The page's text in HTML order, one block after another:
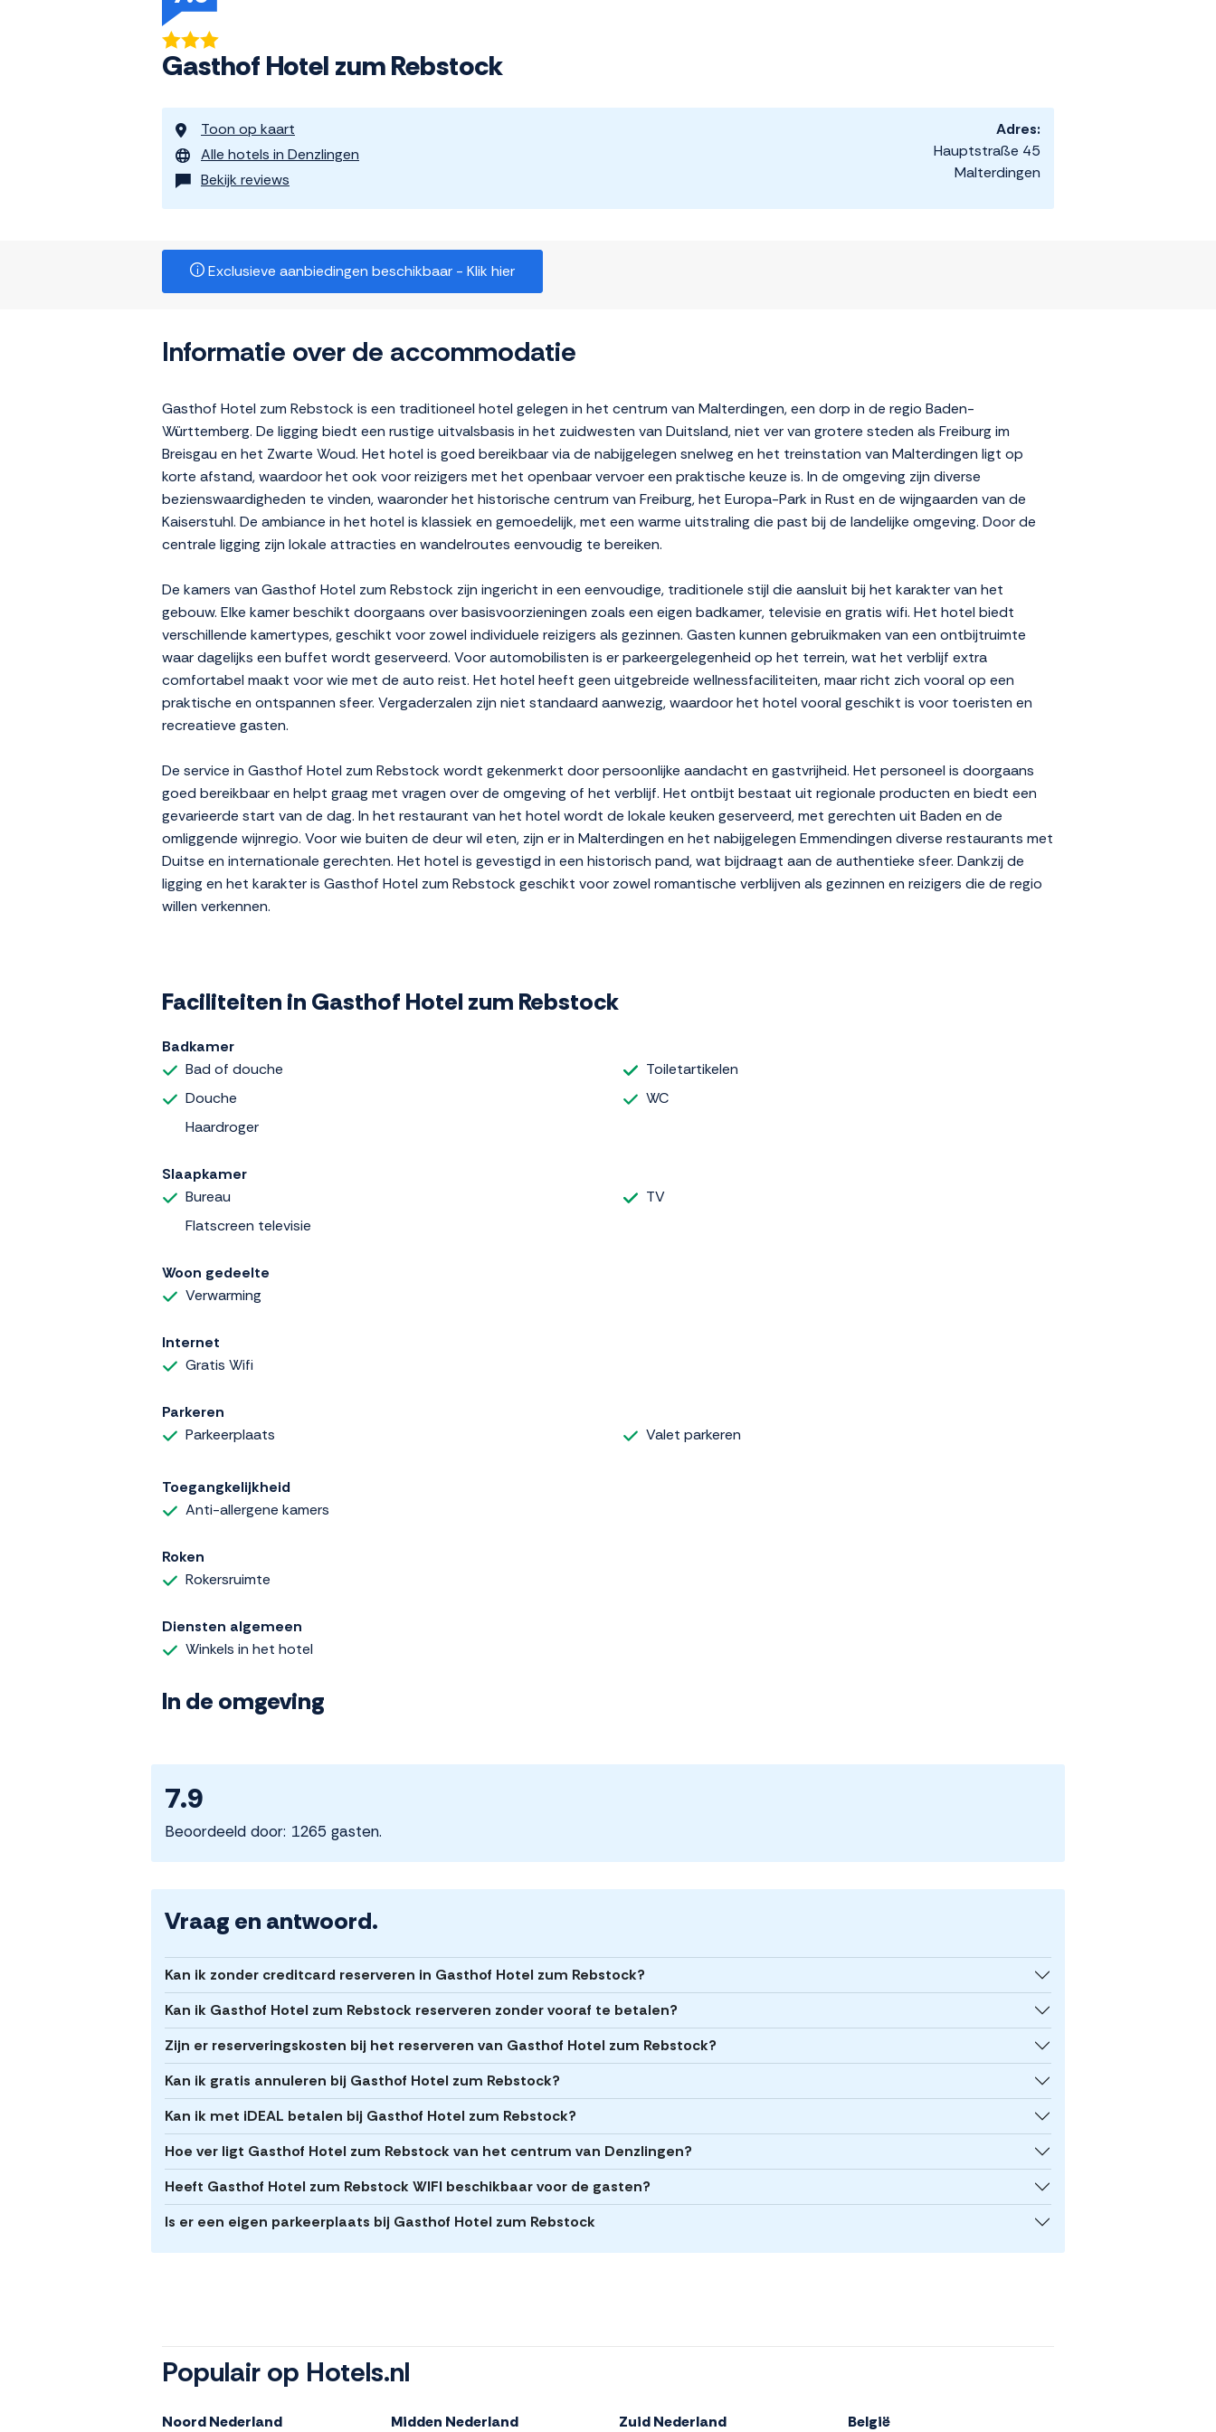
Gasthof Hotel zum Rebstock
Toon op kaart
Alle hotels in Denzlingen
Bekijk reviews
Adres:
Hauptstraße 45
Malterdingen
Exclusieve aanbiedingen beschikbaar - Klik hier
Informatie over de accommodatie
Gasthof Hotel zum Rebstock is een traditioneel hotel gelegen in het centrum van Malterdingen, een dorp in de regio Baden-
Württemberg. De ligging biedt een rustige uitvalsbasis in het zuidwesten van Duitsland, niet ver van grotere steden als Freiburg im
Breisgau en het Zwarte Woud. Het hotel is goed bereikbaar via de nabijgelegen snelweg en het treinstation van Malterdingen ligt op
korte afstand, waardoor het ook voor reizigers met het openbaar vervoer een praktische keuze is. In de omgeving zijn diverse
bezienswaardigheden te vinden, waaronder het historische centrum van Freiburg, het Europa-Park in Rust en de wijngaarden van de
Kaiserstuhl. De ambiance in het hotel is klassiek en gemoedelijk, met een warme uitstraling die past bij de landelijke omgeving. Door de
centrale ligging zijn lokale attracties en wandelroutes eenvoudig te bereiken.
De kamers van Gasthof Hotel zum Rebstock zijn ingericht in een eenvoudige, traditionele stijl die aansluit bij het karakter van het
gebouw. Elke kamer beschikt doorgaans over basisvoorzieningen zoals een eigen badkamer, televisie en gratis wifi. Het hotel biedt
verschillende kamertypes, geschikt voor zowel individuele reizigers als gezinnen. Gasten kunnen gebruikmaken van een ontbijtruimte
waar dagelijks een buffet wordt geserveerd. Voor automobilisten is er parkeergelegenheid op het terrein, wat het verblijf extra
comfortabel maakt voor wie met de auto reist. Het hotel heeft geen uitgebreide wellnessfaciliteiten, maar richt zich vooral op een
praktische en ontspannen sfeer. Vergaderzalen zijn niet standaard aanwezig, waardoor het hotel vooral geschikt is voor toeristen en
recreatieve gasten.
De service in Gasthof Hotel zum Rebstock wordt gekenmerkt door persoonlijke aandacht en gastvrijheid. Het personeel is doorgaans
goed bereikbaar en helpt graag met vragen over de omgeving of het verblijf. Het ontbijt bestaat uit regionale producten en biedt een
gevarieerde start van de dag. In het restaurant van het hotel wordt de lokale keuken geserveerd, met gerechten uit Baden en de
omliggende wijnregio. Voor wie buiten de deur wil eten, zijn er in Malterdingen en het nabijgelegen Emmendingen diverse restaurants met
Duitse en internationale gerechten. Het hotel is gevestigd in een historisch pand, wat bijdraagt aan de authentieke sfeer. Dankzij de
ligging en het karakter is Gasthof Hotel zum Rebstock geschikt voor zowel romantische verblijven als gezinnen en reizigers die de regio
willen verkennen.
Faciliteiten in Gasthof Hotel zum Rebstock
Badkamer
Bad of douche
Douche
Haardroger
Toiletartikelen
WC
Slaapkamer
Bureau
Flatscreen televisie
TV
Woon gedeelte
Verwarming
Internet
Gratis Wifi
Parkeren
Parkeerplaats
Valet parkeren
Toegangkelijkheid
Anti-allergene kamers
Roken
Rokersruimte
Diensten algemeen
Winkels in het hotel
In de omgeving
7.9
Beoordeeld door: 1265 gasten.
Vraag en antwoord.
Kan ik zonder creditcard reserveren in Gasthof Hotel zum Rebstock?
Kan ik Gasthof Hotel zum Rebstock reserveren zonder vooraf te betalen?
Zijn er reserveringskosten bij het reserveren van Gasthof Hotel zum Rebstock?
Kan ik gratis annuleren bij Gasthof Hotel zum Rebstock?
Kan ik met iDEAL betalen bij Gasthof Hotel zum Rebstock?
Hoe ver ligt Gasthof Hotel zum Rebstock van het centrum van Denzlingen?
Heeft Gasthof Hotel zum Rebstock WIFI beschikbaar voor de gasten?
Is er een eigen parkeerplaats bij Gasthof Hotel zum Rebstock
Populair op Hotels.nl
Noord Nederland Midden Nederland Zuid Nederland België